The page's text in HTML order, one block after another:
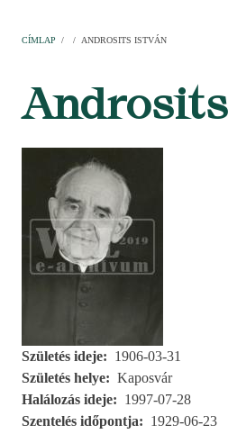
CÍMLAP / / ANDROSITS ISTVÁN
Születés ideje
1906-03-31
Születés helye
Kaposvár
Halálozás ideje
1997-07-28
Szentelés időpontja
1929-06-23